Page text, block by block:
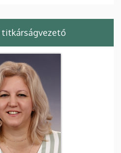
titkárságvezető